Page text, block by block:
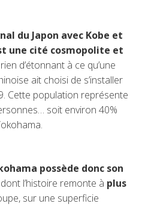
du Japon avec Kobe et
une cité cosmopolite et
d’étonnant à ce qu’une
ait choisi de s’installer
Cette population représente
soit environ 40%
possède donc son
l’histoire remonte à plus
sur une superficie